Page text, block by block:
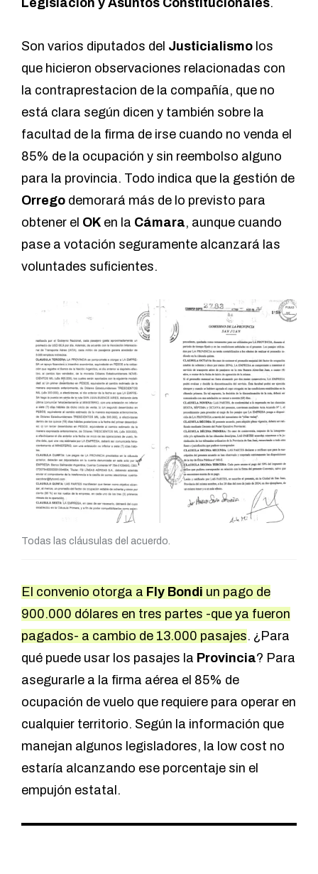
Son varios diputados del Justicialismo los
que hicieron observaciones relacionadas con
la contraprestacion de la compañía, que no
está clara según dicen y también sobre la
facultad de la firma de irse cuando no venda el
85% de la ocupación y sin reembolso alguno
para la provincia. Todo indica que la gestión de
Orrego demorará más de lo previsto para
obtener el OK en la Cámara, aunque cuando
pase a votación seguramente alcanzará las
voluntades suficientes.
Todas las cláusulas del acuerdo.
El convenio otorga a Fly Bondi un pago de
900.000 dólares en tres partes -que ya fueron
pagados- a cambio de 13.000 pasajes. ¿Para
qué puede usar los pasajes la Provincia? Para
asegurarle a la firma aérea el 85% de
ocupación de vuelo que requiere para operar en
cualquier territorio. Según la información que
manejan algunos legisladores, la low cost no
estaría alcanzando ese porcentaje sin el
empujón estatal.